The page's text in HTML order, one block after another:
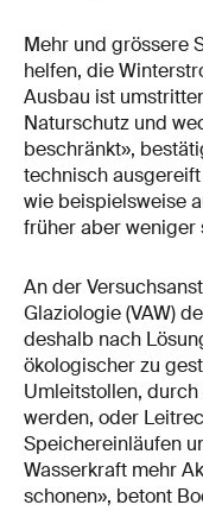
Mehr und grössere
helfen, die
Ausbau ist
Naturschutz und
beschränkt»,
technisch
wie beispielsweise
früher aber weniger
An der
Glaziologie (VAW)
deshalb nach
ökologischer zu
Umleitstollen,
werden, oder
Speichereinläufen
Wasserkraft mehr
schonen», betont